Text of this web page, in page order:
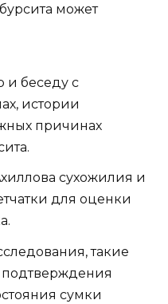
может
и беседу с
истории
причинах
сухожилия и
для оценки
такие
сумки